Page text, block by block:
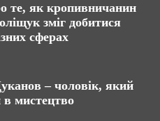
те, як кропивничанин
зміг добитися
сферах
– чоловік, який
в мистецтво